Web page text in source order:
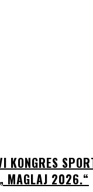
KONGRES
MAGLAJ 2026.“